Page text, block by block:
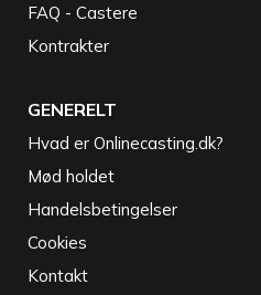
FAQ - Castere
Kontrakter
GENERELT
Hvad er Onlinecasting.dk?
Mød holdet
Handelsbetingelser
Cookies
Kontakt